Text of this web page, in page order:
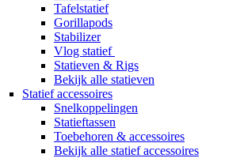
Tafelstatief
Gorillapods
Stabilizer
Vlog statief
Statieven & Rigs
Bekijk alle statieven
Statief accessoires
Snelkoppelingen
Statieftassen
Toebehoren & accessoires
Bekijk alle statief accessoires